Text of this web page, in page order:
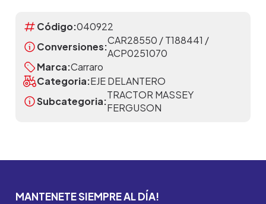
Código:040922
Conversiones:
CAR28550 / T188441 /
ACP0251070
Marca:Carraro
Categoria:EJE DELANTERO
Subcategoria:
TRACTOR MASSEY
FERGUSON
MANTENETE SIEMPRE AL DÍA!